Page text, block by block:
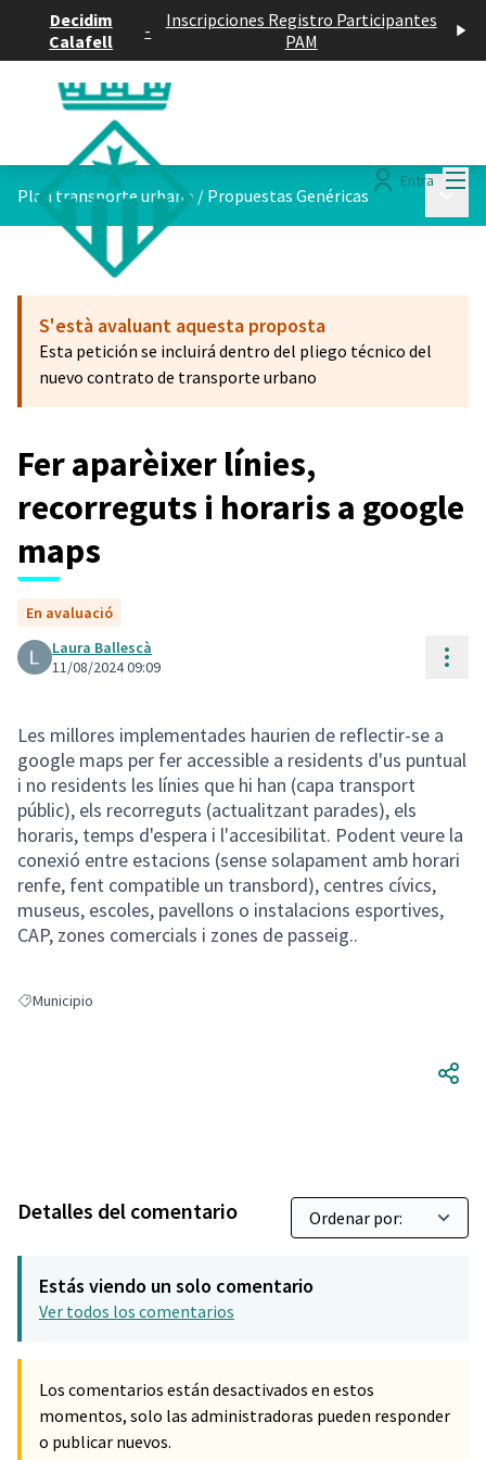
Decidim
Calafell
-
Inscripciones Registro Participantes
PAM
Entra
Plan transporte urbano / Propuestas Genéricas
S'està avaluant aquesta proposta
Esta petición se incluirá dentro del pliego técnico del
nuevo contrato de transporte urbano
Fer aparèixer línies,
recorreguts i horaris a google
maps
En avaluació
Laura Ballescà
11/08/2024 09:09
Les millores implementades haurien de reflectir-se a
google maps per fer accessible a residents d'us puntual
i no residents les línies que hi han (capa transport
públic), els recorreguts (actualitzant parades), els
horaris, temps d'espera i l'accesibilitat. Podent veure la
conexió entre estacions (sense solapament amb horari
renfe, fent compatible un transbord), centres cívics,
museus, escoles, pavellons o instalacions esportives,
CAP, zones comercials i zones de passeig..
Resultados al filtrar por: Municipio
Municipio
Detalles del comentario
Estás viendo un solo comentario
Ver todos los comentarios
Los comentarios están desactivados en estos
momentos, solo las administradoras pueden responder
o publicar nuevos.